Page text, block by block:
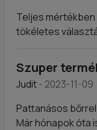
Teljes
tökéletes
Szuper
Judit- 2023-11-09
Pattanásos
Már hónapok óta